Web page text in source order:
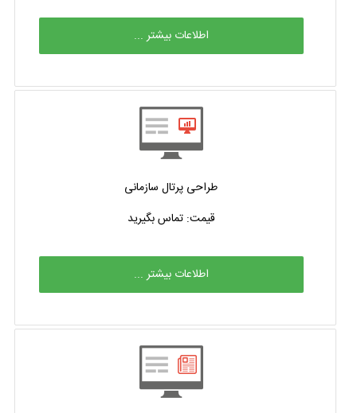
اطلاعات بیشتر ...
طراحی پرتال سازمانی
قیمت: تماس بگیرید
اطلاعات بیشتر ...